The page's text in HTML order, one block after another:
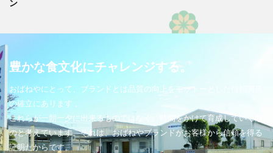
ン
豊かな食文化にチャレンジする。
おばねやにとって、ブランドとは品質の向上をモットーとした信頼関係
の確立にあります 。
これらが一朝一夕に出来るものではなく、時間をかけて育成していくも
のと考えています。それは、おばねやブランドがお客様から信頼を得る
証明だからです。